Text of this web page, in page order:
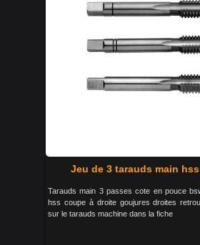
Jeu de 3 tarauds main
Tarauds main 3 passes cote en pouce
hss coupe à droite goujures droites
sur le tarauds machine dans la fiche